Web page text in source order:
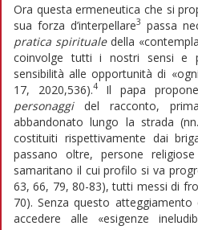
Ora questa ermeneutica che si
sua forza d’interpellare3 passa
pratica spirituale della
coinvolge tutti i nostri sensi e
sensibilità alle opportunità di
17, 2020,536).4Il papa
personaggidel racconto,
abbandonato lungo la strada
costituiti rispettivamente dai
passano oltre, persone
samaritano il cui profilo si va
63, 66, 79, 80-83), tutti messi di
70). Senza questo
accedere alle «esigenze